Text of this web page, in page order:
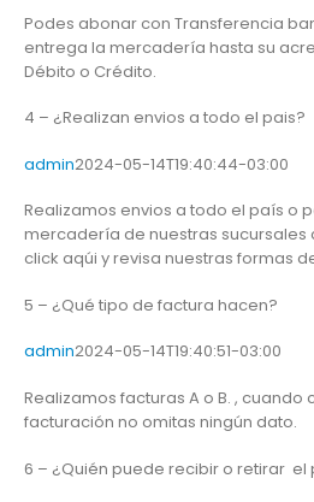
Podes abonar con Transferencia
entrega la mercadería hasta su
Débito o Crédito.
4 – ¿Realizan envios a todo el pais?
admin2024-05-14T19:40:44-03:00
Realizamos envios a todo el país o
mercadería de nuestras sucursales
click aqúi y revisa nuestras formas
5 – ¿Qué tipo de factura hacen?
admin2024-05-14T19:40:51-03:00
Realizamos facturas A o B. ,
facturación no omitas ningún dato.
6 – ¿Quién puede recibir o retirar el